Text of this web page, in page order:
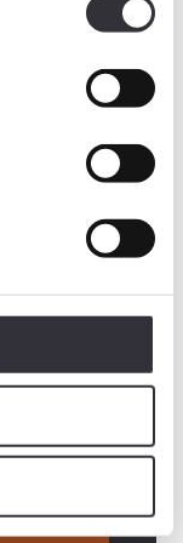
Wyrażam zgodę na przetwarzanie danych osobowych w postaci imienia i nazwiska, adresu e-mail,…Rozwiń